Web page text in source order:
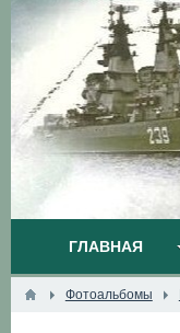
ГЛАВНАЯ
Фотоальбомы